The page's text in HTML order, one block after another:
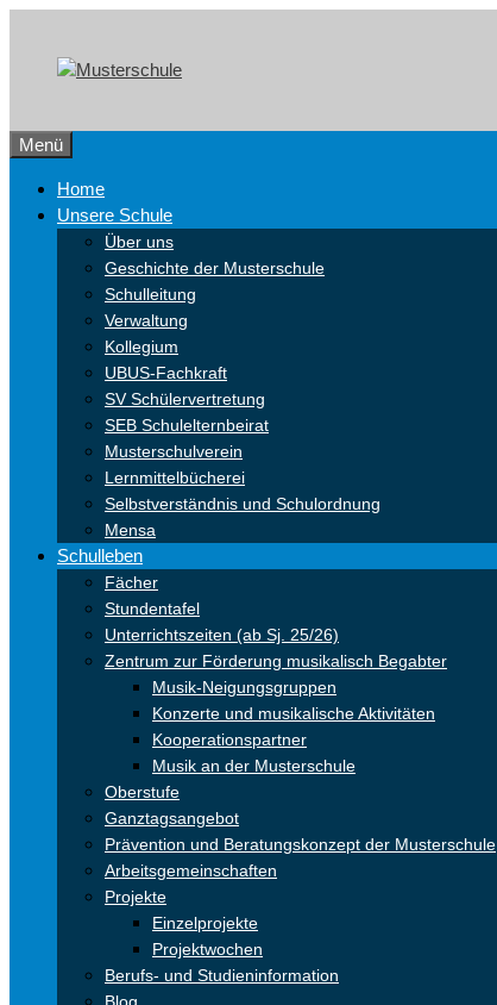
springen
content
Menü
Home
Unsere Schule
Über uns
Geschichte der Musterschule
Schulleitung
Verwaltung
Kollegium
UBUS-Fachkraft
SV Schülervertretung
SEB Schulelternbeirat
Musterschulverein
Lernmittelbücherei
Selbstverständnis und Schulordnung
Mensa
Schulleben
Fächer
Stundentafel
Unterrichtszeiten (ab Sj. 25/26)
Zentrum zur Förderung musikalisch Begabter
Musik-Neigungsgruppen
Konzerte und musikalische Aktivitäten
Kooperationspartner
Musik an der Musterschule
Oberstufe
Ganztagsangebot
Prävention und Beratungskonzept der Musterschule
Arbeitsgemeinschaften
Projekte
Einzelprojekte
Projektwochen
Berufs- und Studieninformation